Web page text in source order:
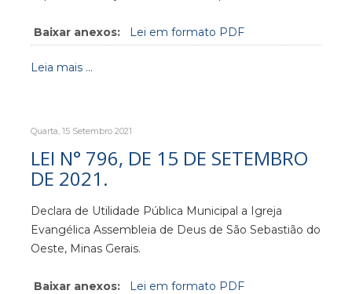
Baixar anexos: Lei em formato PDF
Leia mais ...
Quarta, 15 Setembro 2021
LEI N° 796, DE 15 DE SETEMBRO
DE 2021.
Declara de Utilidade Pública Municipal a Igreja
Evangélica Assembleia de Deus de São Sebastião do
Oeste, Minas Gerais.
Baixar anexos: Lei em formato PDF